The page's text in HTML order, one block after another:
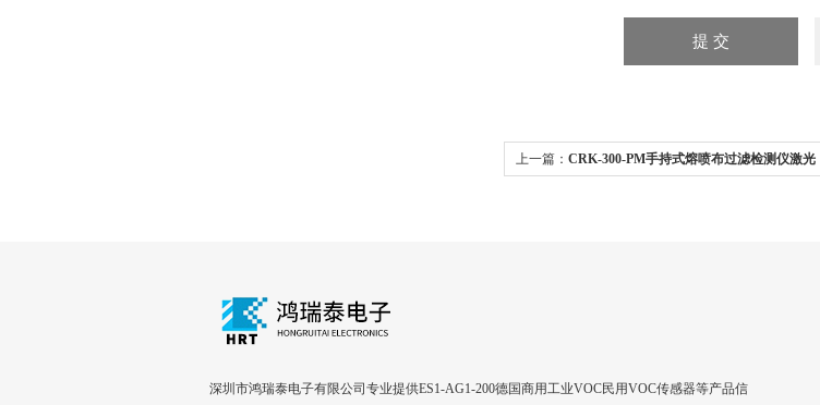
上一篇： CRK-300-PM手持式熔喷布过滤检测仪激光
深圳市鸿瑞泰电子有限公司专业提供ES1-AG1-200德国商用工业VOC民用VOC传感器等产品信